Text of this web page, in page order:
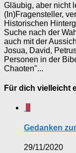
Gläubig, aber nicht
(In)Fragensteller,
Historischen
Suche nach der
auch mit der
Josua, David,
Personen in der
Chaoten"...
Für dich vielleicht
0
Gedanken
29/11/2020